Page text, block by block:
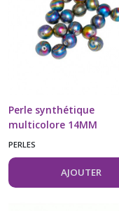
Perle synthétique
multicolore 14MM
vendue à l'unité
PERLES
AJOUTER